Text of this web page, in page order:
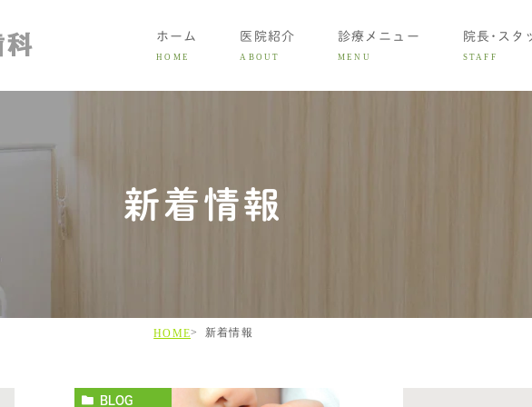
ホーム
HOME
医院紹介
ABOUT
診療メニュー
MENU
院長･スタ
STAFF
新着情報
HOME 新着情報
BLOG